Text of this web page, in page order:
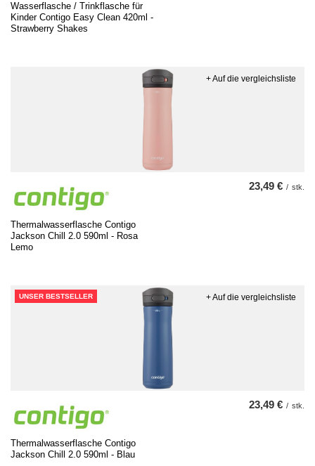
Wasserflasche / Trinkflasche für
Kinder Contigo Easy Clean 420ml -
Strawberry Shakes
Thermalwasserflasche Contigo
Jackson Chill 2.0 590ml - Rosa
Lemo
23,49 € / stk.
+ Auf die vergleichsliste
UNSER BESTSELLER
Thermalwasserflasche Contigo
Jackson Chill 2.0 590ml - Blau
23,49 € / stk.
+ Auf die vergleichsliste